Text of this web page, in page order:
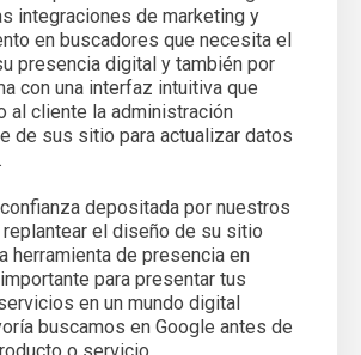
integraciones de marketing y
en buscadores que necesita el
presencia digital y también por
con una interfaz intuitiva que
al cliente la administración
de sus sitio para actualizar datos
depositada por nuestros
el diseño de su sitio
herramienta de presencia en
para presentar tus
en un mundo digital
buscamos en Google antes de